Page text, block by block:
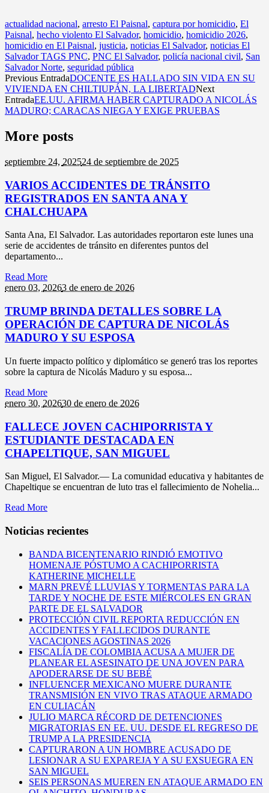
actualidad nacional, arresto El Paisnal, captura por homicidio, El
Paisnal, hecho violento El Salvador, homicidio, homicidio 2026,
homicidio en El Paisnal, justicia, noticias El Salvador, noticias El
Salvador TAGS PNC, PNC El Salvador, policía nacional civil, San
Salvador Norte, seguridad pública
Previous EntradaDOCENTE ES HALLADO SIN VIDA EN SU
VIVIENDA EN CHILTIUPÁN, LA LIBERTADNext
EntradaEE.UU. AFIRMA HABER CAPTURADO A NICOLÁS
MADURO; CARACAS NIEGA Y EXIGE PRUEBAS
More posts
septiembre 24, 202524 de septiembre de 2025
VARIOS ACCIDENTES DE TRÁNSITO
REGISTRADOS EN SANTA ANA Y
CHALCHUAPA
Santa Ana, El Salvador. Las autoridades reportaron este lunes una
serie de accidentes de tránsito en diferentes puntos del
departamento...
Read More
enero 03, 20263 de enero de 2026
TRUMP BRINDA DETALLES SOBRE LA
OPERACIÓN DE CAPTURA DE NICOLÁS
MADURO Y SU ESPOSA
Un fuerte impacto político y diplomático se generó tras los reportes
sobre la captura de Nicolás Maduro y su esposa...
Read More
enero 30, 202630 de enero de 2026
FALLECE JOVEN CACHIPORRISTA Y
ESTUDIANTE DESTACADA EN
CHAPELTIQUE, SAN MIGUEL
San Miguel, El Salvador.— La comunidad educativa y habitantes de
Chapeltique se encuentran de luto tras el fallecimiento de Nohelia...
Read More
Noticias recientes
BANDA BICENTENARIO RINDIÓ EMOTIVO
HOMENAJE PÓSTUMO A CACHIPORRISTA
KATHERINE MICHELLE
MARN PREVÉ LLUVIAS Y TORMENTAS PARA LA
TARDE Y NOCHE DE ESTE MIÉRCOLES EN GRAN
PARTE DE EL SALVADOR
PROTECCIÓN CIVIL REPORTA REDUCCIÓN EN
ACCIDENTES Y FALLECIDOS DURANTE
VACACIONES AGOSTINAS 2026
FISCALÍA DE COLOMBIA ACUSA A MUJER DE
PLANEAR EL ASESINATO DE UNA JOVEN PARA
APODERARSE DE SU BEBÉ
INFLUENCER MEXICANO MUERE DURANTE
TRANSMISIÓN EN VIVO TRAS ATAQUE ARMADO
EN CULIACÁN
JULIO MARCA RÉCORD DE DETENCIONES
MIGRATORIAS EN EE. UU. DESDE EL REGRESO DE
TRUMP A LA PRESIDENCIA
CAPTURARON A UN HOMBRE ACUSADO DE
LESIONAR A SU EXPAREJA Y A SU EXSUEGRA EN
SAN MIGUEL
SEIS PERSONAS MUEREN EN ATAQUE ARMADO EN